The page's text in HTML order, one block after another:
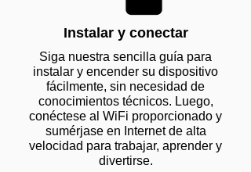
Instalar y conectar
Siga nuestra sencilla guía para
instalar y encender su dispositivo
fácilmente, sin necesidad de
conocimientos técnicos. Luego,
conéctese al WiFi proporcionado y
sumérjase en Internet de alta
velocidad para trabajar, aprender y
divertirse.